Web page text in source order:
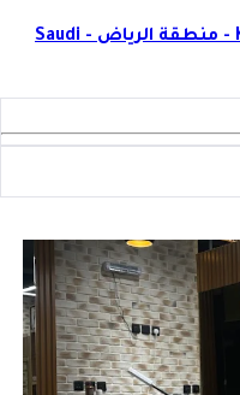
King Salman Neighborhood - 12444 - منطقة الرياض - Saudi